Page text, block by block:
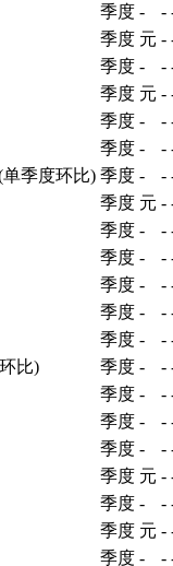
季度 - -
季度 元 -
季度 - -
季度 元 -
季度 - -
季度 - -
季度环比) 季度 - -
季度 元 -
季度 - -
季度 - -
季度 - -
季度 - -
季度 - -
比)
季度 - -
季度 - -
季度 - -
季度 - -
季度 元 -
季度 - -
季度 元 -
季度 - -